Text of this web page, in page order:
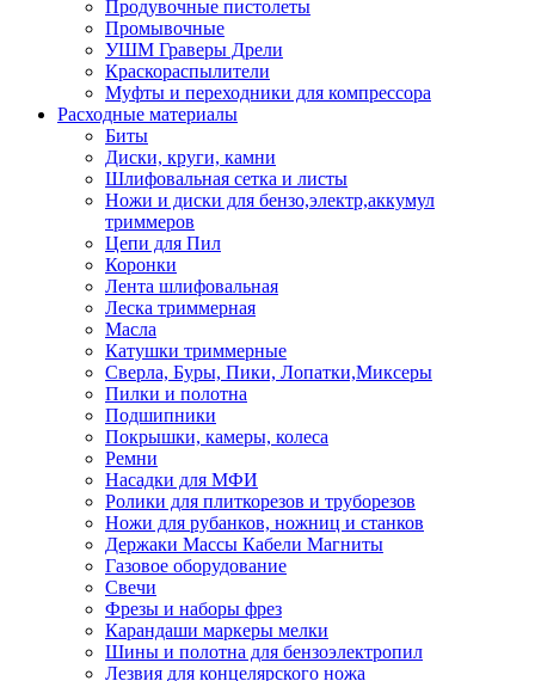
Продувочные пистолеты
Промывочные
УШМ Граверы Дрели
Краскораспылители
Муфты и переходники для компрессора
Расходные материалы
Биты
Диски, круги, камни
Шлифовальная сетка и листы
Ножи и диски для бензо,электр,аккумул
триммеров
Цепи для Пил
Коронки
Лента шлифовальная
Леска триммерная
Масла
Катушки триммерные
Сверла, Буры, Пики, Лопатки,Миксеры
Пилки и полотна
Подшипники
Покрышки, камеры, колеса
Ремни
Насадки для МФИ
Ролики для плиткорезов и труборезов
Ножи для рубанков, ножниц и станков
Держаки Массы Кабели Магниты
Газовое оборудование
Свечи
Фрезы и наборы фрез
Карандаши маркеры мелки
Шины и полотна для бензоэлектропил
Лезвия для концелярского ножа